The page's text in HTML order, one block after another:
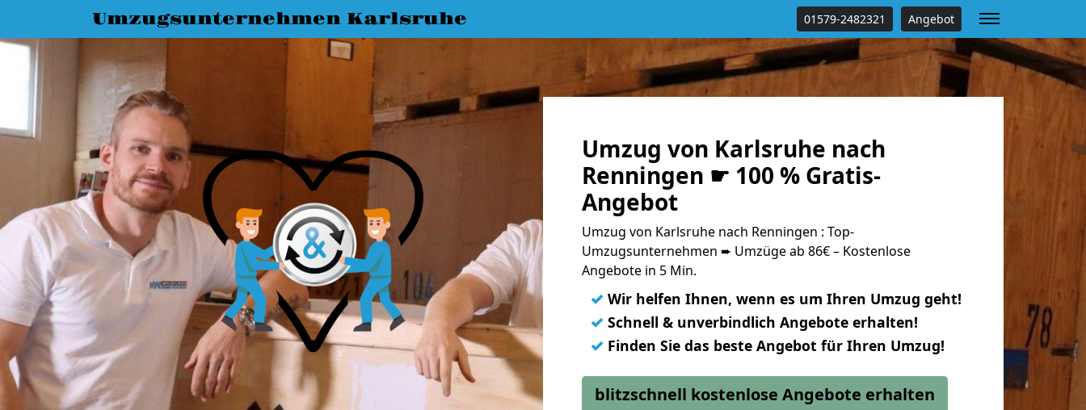
Umzugsunternehmen Karlsruhe 01579-2482321 Angebot
Umzug von Karlsruhe nach
Renningen ☛ 100 % Gratis-
Angebot
Umzug von Karlsruhe nach Renningen : Top-
Umzugsunternehmen ➨ Umzüge ab 86€ – Kostenlose
Angebote in 5 Min.
✓ Wir helfen Ihnen, wenn es um Ihren Umzug geht!
✓ Schnell & unverbindlich Angebote erhalten!
✓ Finden Sie das beste Angebot für Ihren Umzug!
blitzschnell kostenlose Angebote erhalten